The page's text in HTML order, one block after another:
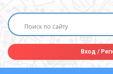
Вход /